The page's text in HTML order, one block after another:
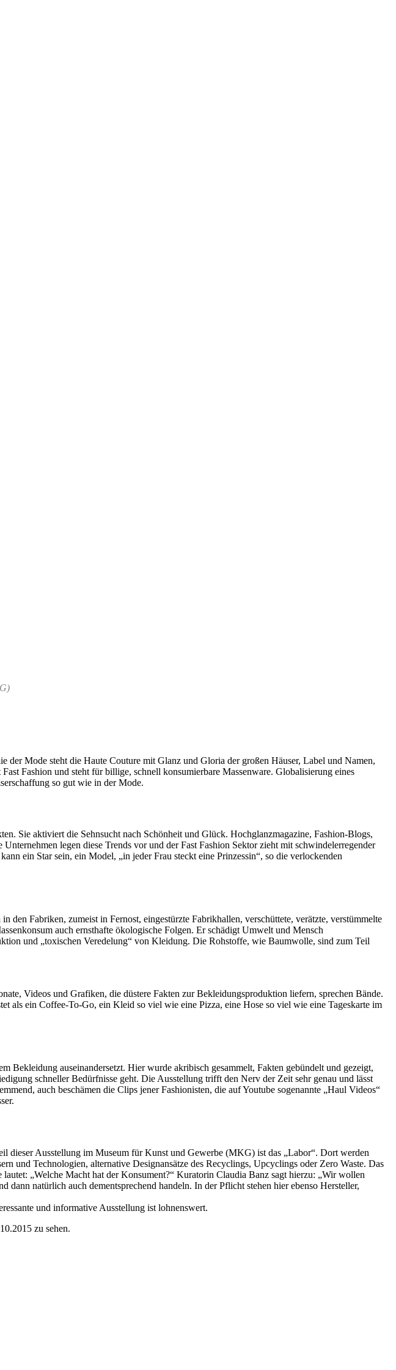
der Mode steht die Haute Couture mit Glanz und Gloria der großen Häuser, Label und Namen,
Fashion und steht für billige, schnell konsumierbare Massenware. Globalisierung eines
so gut wie in der Mode.
Sie aktiviert die Sehnsucht nach Schönheit und Glück. Hochglanzmagazine, Fashion-Blogs,
legen diese Trends vor und der Fast Fashion Sektor zieht mit schwindelerregender
ein Star sein, ein Model, „in jeder Frau steckt eine Prinzessin“, so die verlockenden
Fabriken, zumeist in Fernost, eingestürzte Fabrikhallen, verschüttete, verätzte, verstümmelte
auch ernsthafte ökologische Folgen. Er schädigt Umwelt und Mensch
und „toxischen Veredelung“ von Kleidung. Die Rohstoffe, wie Baumwolle, sind zum Teil
Videos und Grafiken, die düstere Fakten zur Bekleidungsproduktion liefern, sprechen Bände.
als ein Coffee-To-Go, ein Kleid so viel wie eine Pizza, eine Hose so viel wie eine Tageskarte im
Bekleidung auseinandersetzt. Hier wurde akribisch gesammelt, Fakten gebündelt und gezeigt,
schneller Bedürfnisse geht. Die Ausstellung trifft den Nerv der Zeit sehr genau und lässt
auch beschämen die Clips jener Fashionisten, die auf Youtube sogenannte „Haul Videos“
Ausstellung im Museum für Kunst und Gewerbe (MKG) ist das „Labor“. Dort werden
und Technologien, alternative Designansätze des Recyclings, Upcyclings oder Zero Waste. Das
„Welche Macht hat der Konsument?“ Kuratorin Claudia Banz sagt hierzu: „Wir wollen
dann natürlich auch dementsprechend handeln. In der Pflicht stehen hier ebenso Hersteller,
und informative Ausstellung ist lohnenswert.
zu sehen.